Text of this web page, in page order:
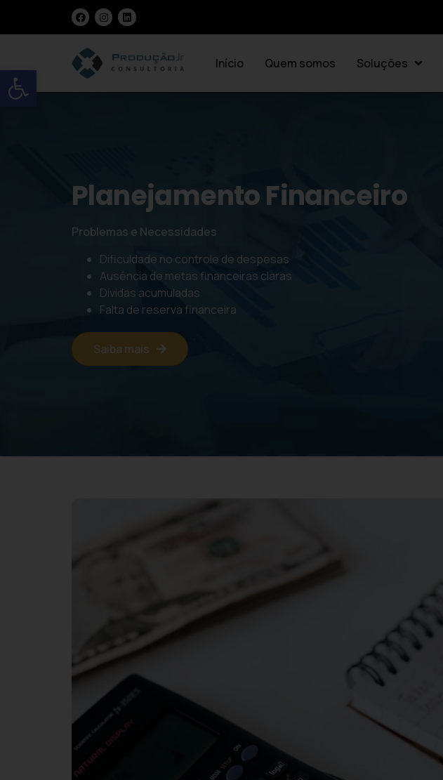
Open toolbar Início Quem somos Soluções
Planejamento Financeiro
Problemas e Necessidades
Dificuldade no controle de despesas
Ausência de metas financeiras claras
Dívidas acumuladas
Falta de reserva financeira
Saiba mais